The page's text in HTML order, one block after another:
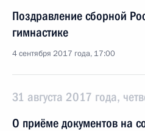
Поздравление сборной
гимнастике
4 сентября 2017 года, 17:00
31 августа 2017 года,
О приёме документов на